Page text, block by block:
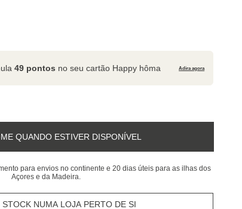
49 pontos no seu cartão Happy hôma Adira agora
QUANDO ESTIVER DISPONÍVEL
para envios no continente e 20 dias úteis para as ilhas dos
Açores e da Madeira.
NUMA LOJA PERTO DE SI